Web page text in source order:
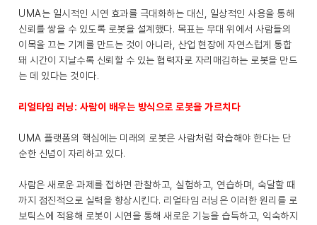
UMA는 일시적인 시연 효과를 극대화하는 대신, 일상적인 사용을 통해
신뢰를 쌓을 수 있도록 로봇을 설계했다. 목표는 무대 위에서 사람들의
이목을 끄는 기계를 만드는 것이 아니라, 산업 현장에 자연스럽게 통합
돼 시간이 지날수록 신뢰할 수 있는 협력자로 자리매김하는 로봇을 만드
는 데 있다는 것이다.
리얼타임 러닝: 사람이 배우는 방식으로 로봇을 가르치다
UMA 플랫폼의 핵심에는 미래의 로봇은 사람처럼 학습해야 한다는 단
순한 신념이 자리하고 있다.
사람은 새로운 과제를 접하면 관찰하고, 실험하고, 연습하며, 숙달할 때
까지 점진적으로 실력을 향상시킨다. 리얼타임 러닝은 이러한 원리를 로
보틱스에 적용해 로봇이 시연을 통해 새로운 기능을 습득하고, 익숙하지